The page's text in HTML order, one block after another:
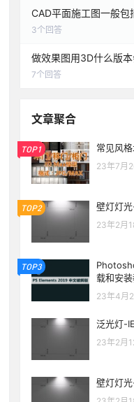
CAD平面施工图一般包
3个回答
做效果图用3D什么版本
7个回答
文章聚合
TOP1 常见风
23年7月
TOP2 壁灯灯
23年2月
TOP3
载和安
23年4月
泛光灯-
23年2月
壁灯灯
生